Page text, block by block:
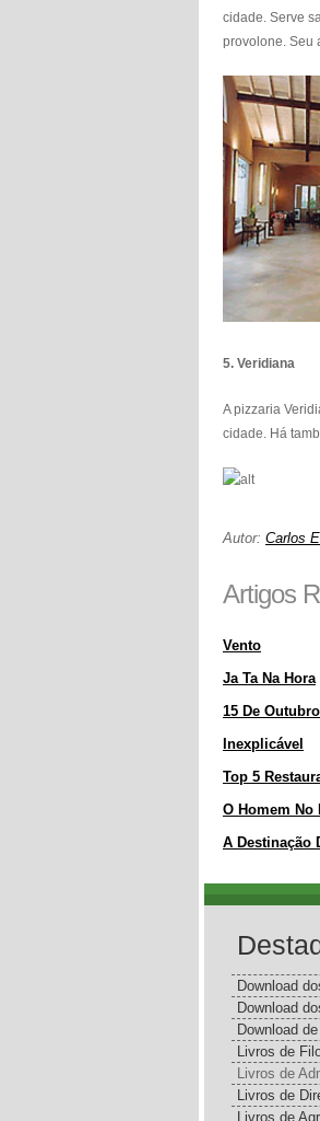
cidade. Serve
provolone. Seu
5. Veridiana
A pizzaria
cidade. Há
Autor: Carlos
Artigos
Vento
Ja Ta Na Hora
15 De Outubro
Inexplicável
Top 5
O Homem No
A Destinação
Download
Download
Download
Livros de
Livros de
Livros de
Livros de